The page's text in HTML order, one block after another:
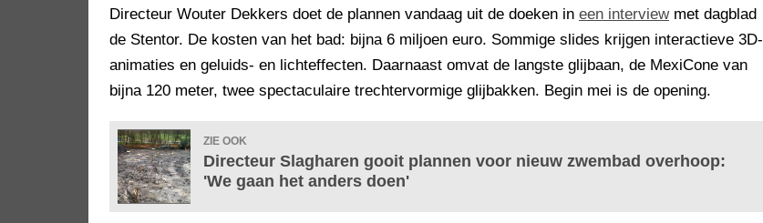
Directeur Wouter Dekkers doet de plannen vandaag uit de doeken in een interviewmet dagblad
de Stentor. De kosten van het bad: bijna 6 miljoen euro. Sommige slides krijgen interactieve 3D-
animaties en geluids- en lichteffecten. Daarnaast omvat de langste glijbaan, de MexiCone van
bijna 120 meter, twee spectaculaire trechtervormige glijbakken. Begin mei is de opening.
ZIE OOK
Directeur Slagharen gooit plannen voor nieuw zwembad overhoop:
'We gaan het anders doen'